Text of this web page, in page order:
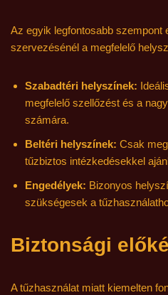
Az egyik legfontosabb szempont
szervezésénél a megfelelő
Szabadtéri helyszínek:
megfelelő szellőzést és a
számára.
Beltéri helyszínek: Csak
tűzbiztos intézkedésekkel
Engedélyek: Bizonyos
szükségesek a
Biztonsági
A tűzhasználat miatt kiemelten